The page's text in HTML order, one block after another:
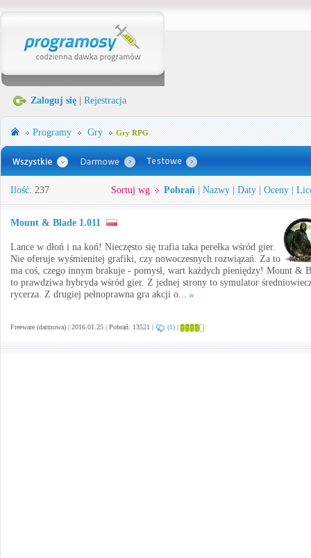
Zaloguj się Rejestracja
Programy Gry Gry RPG
Ilość: 237 Sortuj wg Pobrań Nazwy Daty Oceny
Mount & Blade 1.011
Lance w dłoń i na koń! Nieczęsto się trafia taka perełka wśród gier.
Nie oferuje wyśmienitej grafiki, czy nowoczesnych rozwiązań. Za to
ma coś, czego innym brakuje - pomysł, wart każdych pieniędzy! Mount &
to prawdziwa hybryda wśród gier. Z jednej strony to symulator
rycerza. Z drugiej pełnoprawna gra akcji o...
Freeware (darmowa) | 2016.01.25 | Pobrań: 13521 | (1) |